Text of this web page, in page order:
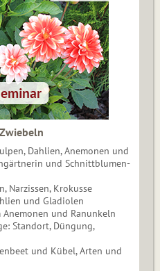
Dahlien, Anemonen und
und Schnittblumen-
Narzissen, Krokusse
und Gladiolen
und Ranunkeln
Standort, Düngung,
und Kübel, Arten und